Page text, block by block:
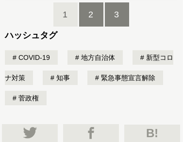
1 2 3
ハッシュタグ
COVID-19 地方自治体 新型コロ
ナ対策 知事 緊急事態宣言解除
菅政権
B!